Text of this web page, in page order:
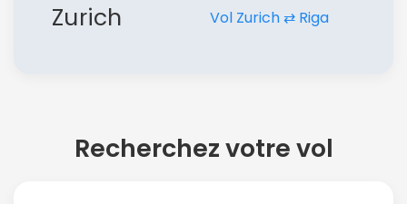
Zurich Vol Zurich ⇄ Riga
Recherchez votre vol